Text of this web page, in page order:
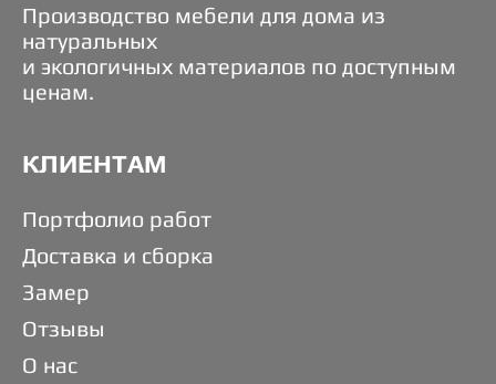
Производство мебели для дома из
натуральных
и экологичных материалов по доступным
ценам.
КЛИЕНТАМ
Портфолио работ
Доставка и сборка
Замер
Отзывы
О нас